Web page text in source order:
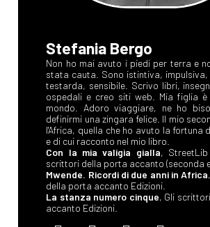
Stefania Bergo
Non ho mai avuto i piedi per terra e
stata cauta. Sono istintiva, impulsiva,
testarda, sensibile. Scrivo libri,
ospedali e creo siti web. Mia figlia
mondo. Adoro viaggiare, ne ho
definirmi una zingara felice. Il mio
l'Africa, quella che ho avuto la fortuna
e di cui racconto nel mio libro.
Con la mia valigia gialla,
scrittori della porta accanto (seconda
Mwende. Ricordi di due anni in Africa
della porta accanto Edizioni.
La stanza numero cinque, Gli
accanto Edizioni.